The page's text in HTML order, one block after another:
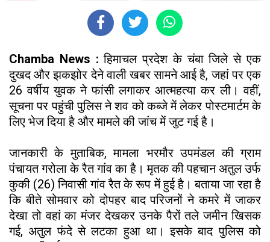
Chamba News : हिमाचल प्रदेश के चंबा जिले से एक
दुखद और झकझोर देने वाली खबर सामने आई है, जहां पर एक
26 वर्षीय युवक ने फांसी लगाकर आत्महत्या कर ली। वहीं,
सूचना पर पहुंची पुलिस ने शव को कब्जे में लेकर पोस्टमार्टम के
लिए भेज दिया है और मामले की जांच में जुट गई है।
जानकारी के मुताबिक, मामला भरमौर उपमंडल की ग्राम
पंचायत गरोला के रैत गांव का है। मृतक की पहचान अतुल उर्फ
कुकी (26) निवासी गांव रैत के रूप में हुई है। बताया जा रहा है
कि बीते सोमवार को दोपहर बाद परिजनों ने कमरे में जाकर
देखा तो वहां का मंजर देखकर उनके पैरों तले जमीन खिसक
गई, अतुल फंदे से लटका हुआ था। इसके बाद पुलिस को